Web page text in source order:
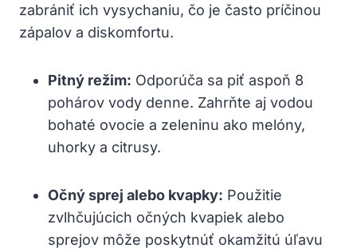
zabrániť ich vysychaniu,⁤ čo je často príčinou
zápalov⁣ a diskomfortu.
Pitný režim: Odporúča sa piť⁣ aspoň 8
pohárov vody denne. Zahrňte aj vodou
bohaté⁢ ovocie‍ a zeleninu ako melóny,​
uhorky a‌ citrusy.
Očný sprej alebo kvapky: Použitie
zvlhčujúcich ‍očných kvapiek alebo
sprejov môže poskytnúť okamžitú úľavu